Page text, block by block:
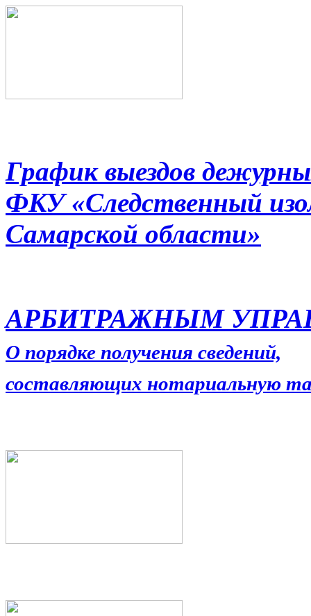
График выездов
ФКУ «Следственный
Самарской области»
АРБИТРАЖНЫМ
О порядке получения сведений,
составляющих нотариальную